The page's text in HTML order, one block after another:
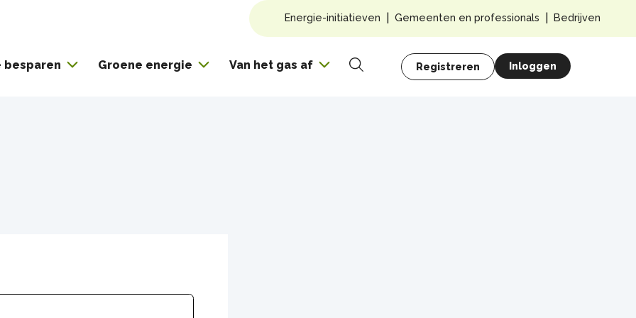
Hoofdnavigatie
besparen Groene energie Van het gas af
Zoeken Gebruikersmenu
Registreren Inloggen
Top
Energie-initiatieven Gemeenten en professionals Bedrijven